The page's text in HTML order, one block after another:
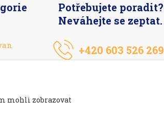
Potřebujete poradit?
Neváhejte se zeptat.
+420 603 526 269
mohli zobrazovat